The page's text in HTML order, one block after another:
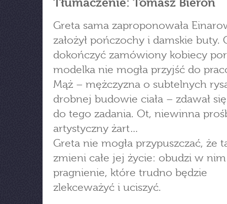
Greta sama zaproponowała
założył pończochy i damskie buty.
dokończyć zamówiony kobiecy
modelka nie mogła przyjść do
Mąż – mężczyzna o subtelnych
drobnej budowie ciała – zdawał
do tego zadania. Ot, niewinna
artystyczny żart…
Greta nie mogła przypuszczać, że
zmieni całe jej życie: obudzi w nim
pragnienie, które trudno będzie
zlekceważyć i uciszyć.